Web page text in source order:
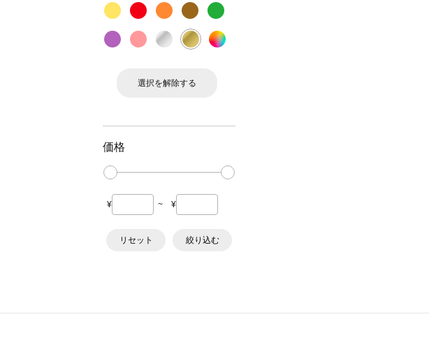
選択を解除する
価格
¥ ~ ¥
リセット 絞り込む